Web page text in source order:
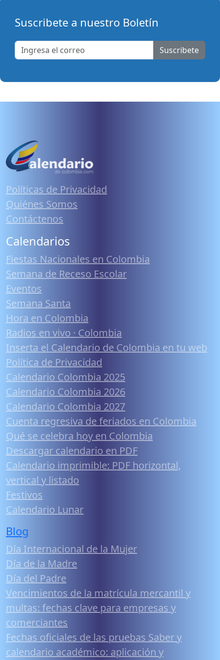
Suscribete a nuestro Boletín
Suscribete
Políticas de Privacidad
Quiénes Somos
Contáctenos
Calendarios
Fiestas Nacionales en Colombia
Semana de Receso Escolar
Eventos
Semana Santa
Hora en Colombia
Radios en vivo · Colombia
Inserta el Calendario de Colombia en tu web
Política de Privacidad
Calendario Colombia 2025
Calendario Colombia 2026
Calendario Colombia 2027
Cuenta regresiva de feriados en Colombia
Qué se celebra hoy en Colombia
Descargar calendario en PDF
Calendario imprimible: PDF horizontal,
vertical y listado
Festivos
Calendario Lunar
Blog
Día Internacional de la Mujer
Día de la Madre
Día del Padre
Vencimientos de la matrícula mercantil y
multas: fechas clave para empresas y
comerciantes
Fechas oficiales de las pruebas Saber y
calendario académico: aplicación y